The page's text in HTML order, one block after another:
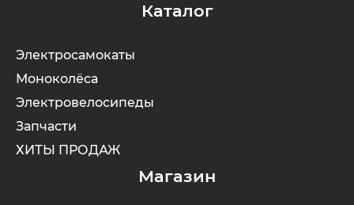
Каталог
Электросамокаты
Моноколёса
Электровелосипеды
Запчасти
ХИТЫ ПРОДАЖ
Магазин